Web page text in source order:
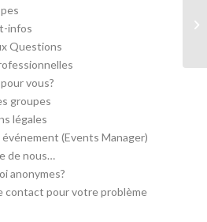
infos
Questions
vous?
groupes
légales
(Events Manager)
de nous…
anonymes?
contact pour votre problème